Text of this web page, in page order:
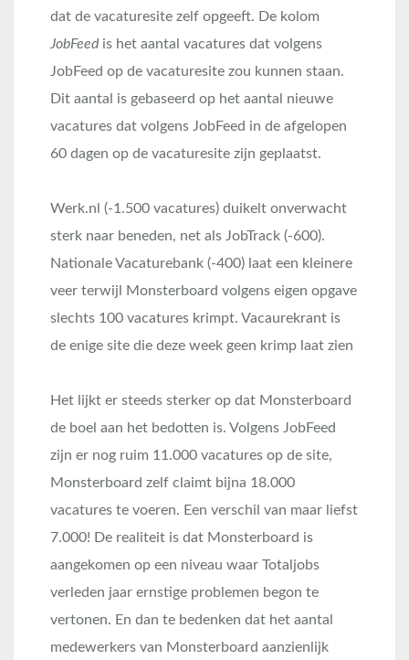
dat de vacaturesite zelf opgeeft. De kolom
JobFeedis het aantal vacatures dat volgens
JobFeed op de vacaturesite zou kunnen staan.
Dit aantal is gebaseerd op het aantal nieuwe
vacatures dat volgens JobFeed in de afgelopen
60 dagen op de vacaturesite zijn geplaatst.
Werk.nl (-1.500 vacatures) duikelt onverwacht
sterk naar beneden, net als JobTrack (-600).
Nationale Vacaturebank (-400) laat een kleinere
veer terwijl Monsterboard volgens eigen opgave
slechts 100 vacatures krimpt. Vacaurekrant is
de enige site die deze week geen krimp laat zien
Het lijkt er steeds sterker op dat Monsterboard
de boel aan het bedotten is. Volgens JobFeed
zijn er nog ruim 11.000 vacatures op de site,
Monsterboard zelf claimt bijna 18.000
vacatures te voeren. Een verschil van maar liefst
7.000! De realiteit is dat Monsterboard is
aangekomen op een niveau waar Totaljobs
verleden jaar ernstige problemen begon te
vertonen. En dan te bedenken dat het aantal
medewerkers van Monsterboard aanzienlijk